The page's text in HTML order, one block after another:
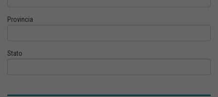
Provincia
Stato